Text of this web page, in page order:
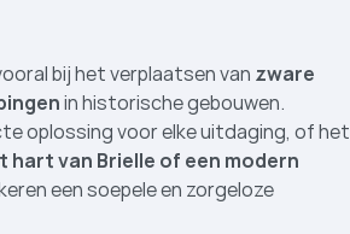
bij het verplaatsen van zware
in historische gebouwen.
oplossing voor elke uitdaging, of het
hart van Brielle of een modern
een soepele en zorgeloze